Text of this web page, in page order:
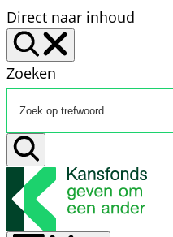
Direct naar inhoud
Zoeken